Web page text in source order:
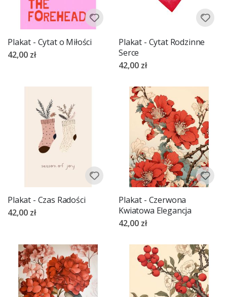
Plakat - Cytat o Miłości
42,00 zł
Plakat - Cytat Rodzinne
Serce
42,00 zł
Plakat - Czas Radości
42,00 zł
Plakat - Czerwona
Kwiatowa Elegancja
42,00 zł